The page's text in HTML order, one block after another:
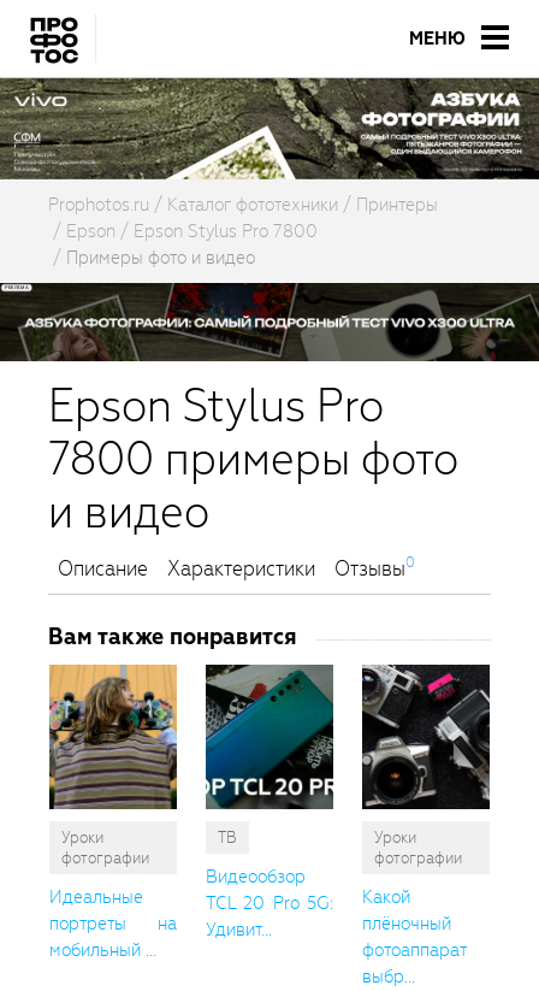
МЕНЮ
Prophotos.ru Каталог фототехники
Принтеры
Epson
Epson Stylus Pro 7800
Примеры фото и видео
Epson Stylus Pro
7800 примеры фото
и видео
Описание Характеристики Отзывы0
Вам также понравится
Уроки
фотографии
Идеальные
портреты на
мобильный ...
ТВ
Видеообзор
TCL 20 Pro 5G:
Удивит...
Уроки
фотографии
Какой
плёночный
фотоаппарат
выбр...